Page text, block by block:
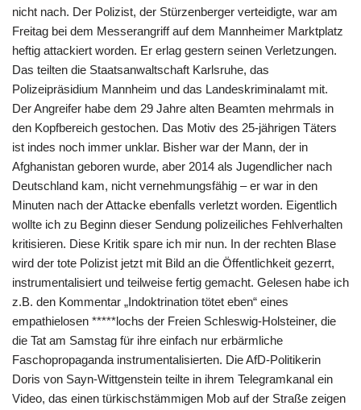
nicht nach. Der Polizist, der Stürzenberger verteidigte, war am
Freitag bei dem Messerangriff auf dem Mannheimer Marktplatz
heftig attackiert worden. Er erlag gestern seinen Verletzungen.
Das teilten die Staatsanwaltschaft Karlsruhe, das
Polizeipräsidium Mannheim und das Landeskriminalamt mit.
Der Angreifer habe dem 29 Jahre alten Beamten mehrmals in
den Kopfbereich gestochen. Das Motiv des 25-jährigen Täters
ist indes noch immer unklar. Bisher war der Mann, der in
Afghanistan geboren wurde, aber 2014 als Jugendlicher nach
Deutschland kam, nicht vernehmungsfähig – er war in den
Minuten nach der Attacke ebenfalls verletzt worden. Eigentlich
wollte ich zu Beginn dieser Sendung polizeiliches Fehlverhalten
kritisieren. Diese Kritik spare ich mir nun. In der rechten Blase
wird der tote Polizist jetzt mit Bild an die Öffentlichkeit gezerrt,
instrumentalisiert und teilweise fertig gemacht. Gelesen habe ich
z.B. den Kommentar „Indoktrination tötet eben“ eines
empathielosen *****lochs der Freien Schleswig-Holsteiner, die
die Tat am Samstag für ihre einfach nur erbärmliche
Faschopropaganda instrumentalisierten. Die AfD-Politikerin
Doris von Sayn-Wittgenstein teilte in ihrem Telegramkanal ein
Video, das einen türkischstämmigen Mob auf der Straße zeigen